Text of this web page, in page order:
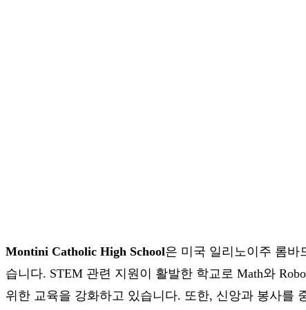
Montini Catholic High School은 미국 일리노이주 롬바
습니다. STEM 관련 지원이 활발한 학교로 Math와
위한 교육을 강화하고 있습니다. 또한, 신앙과 봉사를